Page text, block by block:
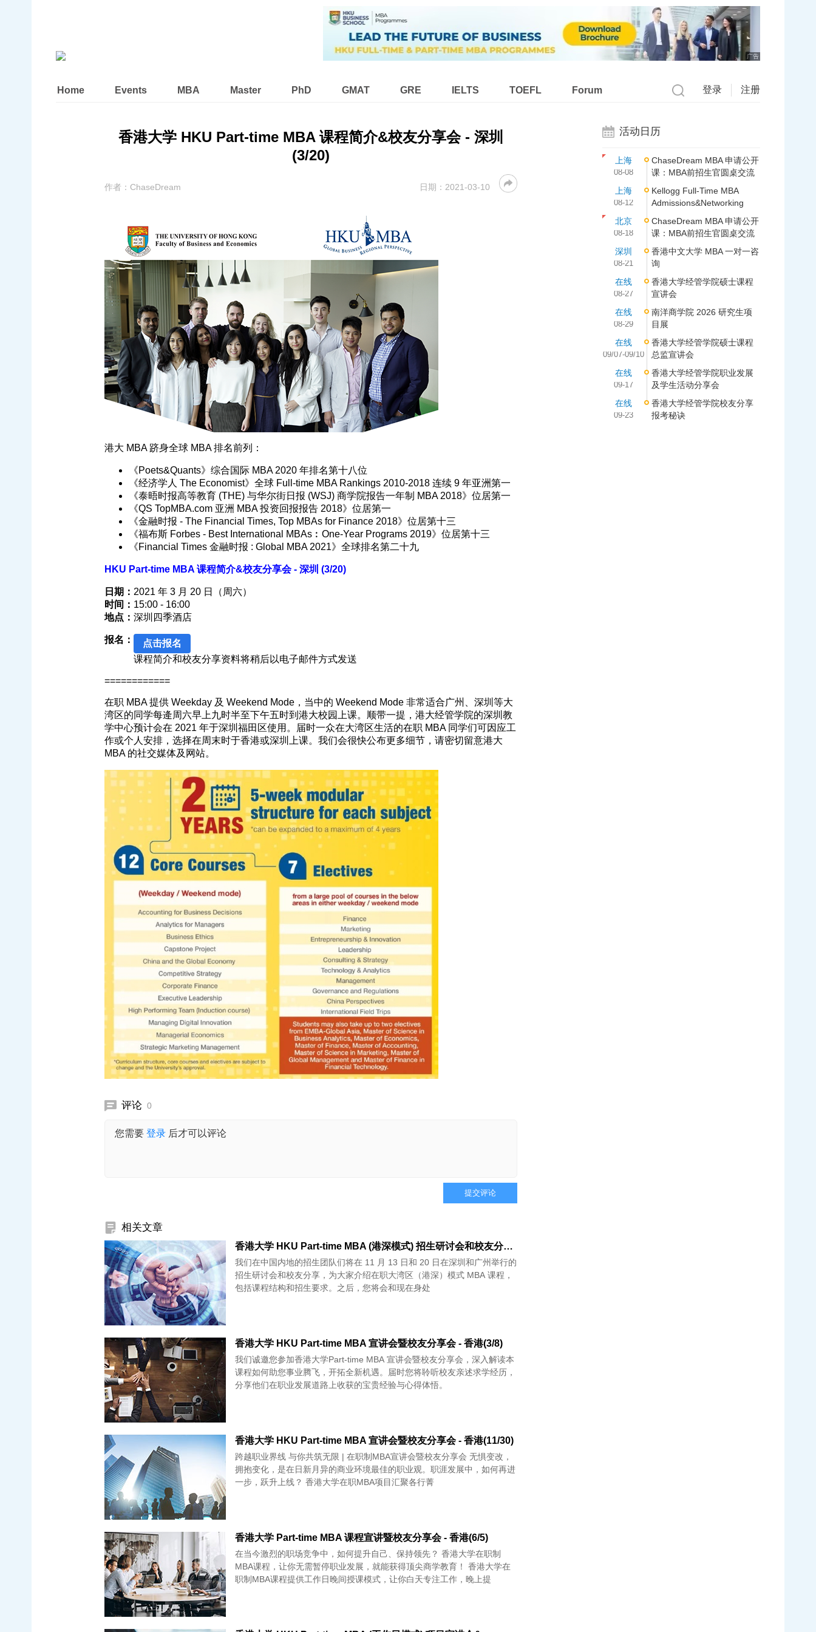
广告
Home Events MBA Master PhD GMAT GRE IELTS TOEFL Forum 登录 注册
香港大学 HKU Part-time MBA 课程简介&校友分享会 - 深圳
(3/20)
作者： ChaseDream 日期： 2021-03-10
港大 MBA 跻身全球 MBA 排名前列：
《Poets&Quants》综合国际 MBA 2020 年排名第十八位
《经济学人 The Economist》全球 Full-time MBA Rankings 2010-2018 连续 9 年亚洲第一
《泰晤时报高等教育 (THE) 与华尔街日报 (WSJ) 商学院报告一年制 MBA 2018》位居第一
《QS TopMBA.com 亚洲 MBA 投资回报报告 2018》位居第一
《金融时报 - The Financial Times, Top MBAs for Finance 2018》位居第十三
《福布斯 Forbes - Best International MBAs︰One-Year Programs 2019》位居第十三
《Financial Times 金融时报 : Global MBA 2021》全球排名第二十九
HKU Part-time MBA 课程简介&校友分享会 - 深圳 (3/20)
日期： 2021 年 3 月 20 日（周六）
时间： 15:00 - 16:00
地点： 深圳四季酒店
报名：
点击报名
课程简介和校友分享资料将稍后以电子邮件方式发送
============
在职 MBA 提供 Weekday 及 Weekend Mode，当中的 Weekend Mode 非常适合广州、深圳等大
湾区的同学每逄周六早上九时半至下午五时到港大校园上课。顺带一提，港大经管学院的深圳教
学中心预计会在 2021 年于深圳福田区使用。届时一众在大湾区生活的在职 MBA 同学们可因应工
作或个人安排，选择在周末时于香港或深圳上课。我们会很快公布更多细节，请密切留意港大
MBA 的社交媒体及网站。
评论 0
您需要 登录 后才可以评论
提交评论
相关文章
香港大学 HKU Part-time MBA (港深模式) 招生研讨会和校友分享 - 深圳(11/13) 广州(11/20)
我们在中国内地的招生团队们将在 11 月 13 日和 20 日在深圳和广州举行的
招生研讨会和校友分享，为大家介绍在职大湾区（港深）模式 MBA 课程，
包括课程结构和招生要求。之后，您将会和现在身处
香港大学 HKU Part-time MBA 宣讲会暨校友分享会 - 香港(3/8)
我们诚邀您参加香港大学Part-time MBA 宣讲会暨校友分享会，深入解读本
课程如何助您事业腾飞，开拓全新机遇。届时您将聆听校友亲述求学经历，
分享他们在职业发展道路上收获的宝贵经验与心得体悟。
香港大学 HKU Part-time MBA 宣讲会暨校友分享会 - 香港(11/30)
跨越职业界线 与你共筑无限 | 在职制MBA宣讲会暨校友分享会 无惧变改，
拥抱变化，是在日新月异的商业环境最佳的职业观。职涯发展中，如何再进
一步，跃升上线？ 香港大学在职MBA项目汇聚各行菁
香港大学 Part-time MBA 课程宣讲暨校友分享会 - 香港(6/5)
在当今激烈的职场竞争中，如何提升自己、保持领先？ 香港大学在职制
MBA课程，让你无需暂停职业发展，就能获得顶尖商学教育！ 香港大学在
职制MBA课程提供工作日晚间授课模式，让你白天专注工作，晚上提
活动日历
上海
08-08
ChaseDream MBA 申请公开
课：MBA前招生官圆桌交流
上海
08-12
Kellogg Full-Time MBA
Admissions&Networking
北京
08-18
ChaseDream MBA 申请公开
课：MBA前招生官圆桌交流
深圳
08-21
香港中文大学 MBA 一对一咨
询
在线
08-27
香港大学经管学院硕士课程
宣讲会
在线
08-29
南洋商学院 2026 研究生项
目展
在线
09/07-09/10
香港大学经管学院硕士课程
总监宣讲会
在线
09-17
香港大学经管学院职业发展
及学生活动分享会
在线
09-23
香港大学经管学院校友分享
报考秘诀